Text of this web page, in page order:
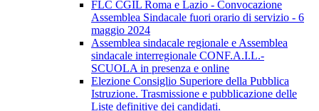
FLC CGIL Roma e Lazio - Convocazione
Assemblea Sindacale fuori orario di servizio - 6
maggio 2024
Assemblea sindacale regionale e Assemblea
sindacale interregionale CONF.A.I.L.-
SCUOLA in presenza e online
Elezione Consiglio Superiore della Pubblica
Istruzione. Trasmissione e pubblicazione delle
Liste definitive dei candidati.